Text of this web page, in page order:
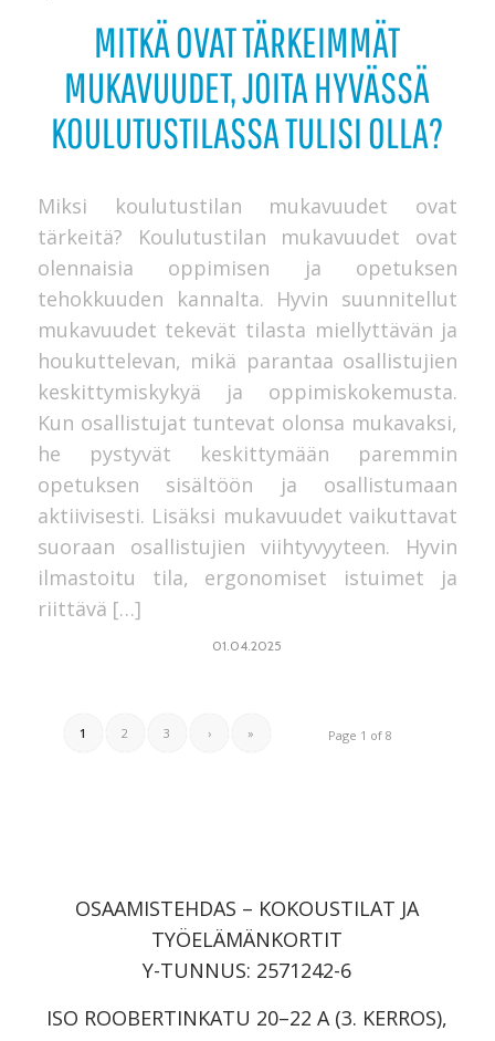
MITKÄ OVAT TÄRKEIMMÄT
MUKAVUUDET, JOITA HYVÄSSÄ
KOULUTUSTILASSA TULISI OLLA?
Miksi koulutustilan mukavuudet ovat
tärkeitä? Koulutustilan mukavuudet ovat
olennaisia oppimisen ja opetuksen
tehokkuuden kannalta. Hyvin suunnitellut
mukavuudet tekevät tilasta miellyttävän ja
houkuttelevan, mikä parantaa osallistujien
keskittymiskykyä ja oppimiskokemusta.
Kun osallistujat tuntevat olonsa mukavaksi,
he pystyvät keskittymään paremmin
opetuksen sisältöön ja osallistumaan
aktiivisesti. Lisäksi mukavuudet vaikuttavat
suoraan osallistujien viihtyvyyteen. Hyvin
ilmastoitu tila, ergonomiset istuimet ja
riittävä […]
01.04.2025
Page 1 of 8
1 2 3 › »
OSAAMISTEHDAS – KOKOUSTILAT JA
TYÖELÄMÄNKORTIT
Y-TUNNUS: 2571242-6
ISO ROOBERTINKATU 20–22 A (3. KERROS),